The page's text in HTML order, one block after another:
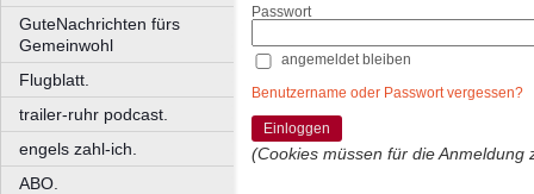
GuteNachrichten fürs
Gemeinwohl
Flugblatt.
trailer-ruhr podcast.
engels zahl-ich.
ABO.
Passwort
angemeldet bleiben
Benutzername oder Passwort vergessen?
Einloggen
(Cookies müssen für die Anmeldung